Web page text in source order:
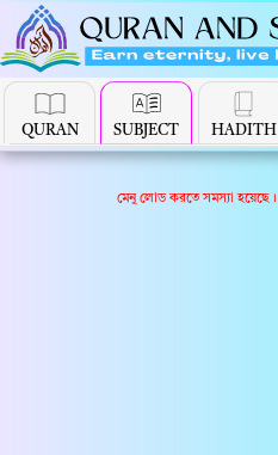
QURAN SUBJECT HADITH
মেনু লোড করতে সমস্যা হয়েছে।